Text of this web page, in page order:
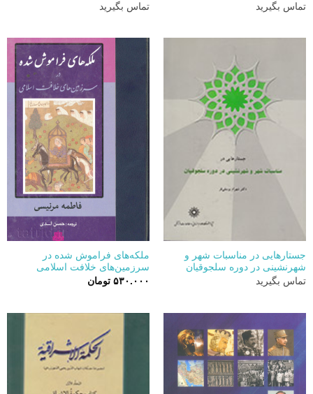
تماس بگیرید تماس بگیرید
جستارهایی در مناسبات شهر و
شهرنشینی در دوره سلجوقیان
تماس بگیرید
ملکه‌های فراموش شده در
سرزمین‌های خلافت اسلامی
۵۳۰.۰۰۰ تومان